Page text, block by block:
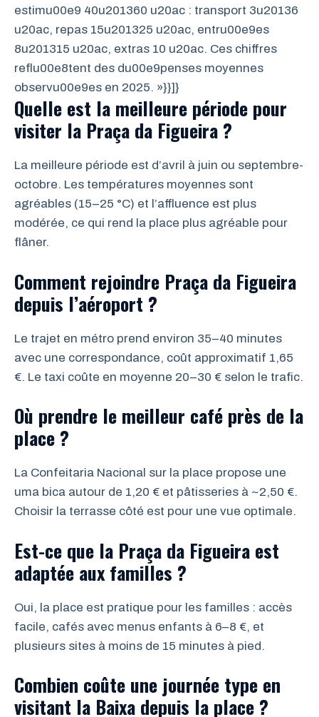
estimu00e9 40u201360 u20ac : transport 3u20136
u20ac, repas 15u201325 u20ac, entru00e9es
8u201315 u20ac, extras 10 u20ac. Ces chiffres
reflu00e8tent des du00e9penses moyennes
observu00e9es en 2025. »}}]}
Quelle est la meilleure période pour
visiter la Praça da Figueira ?
La meilleure période est d’avril à juin ou septembre-
octobre. Les températures moyennes sont
agréables (15–25 °C) et l’affluence est plus
modérée, ce qui rend la place plus agréable pour
flâner.
Comment rejoindre Praça da Figueira
depuis l’aéroport ?
Le trajet en métro prend environ 35–40 minutes
avec une correspondance, coût approximatif 1,65
€. Le taxi coûte en moyenne 20–30 € selon le trafic.
Où prendre le meilleur café près de la
place ?
La Confeitaria Nacional sur la place propose une
uma bica autour de 1,20 € et pâtisseries à ~2,50 €.
Choisir la terrasse côté est pour une vue optimale.
Est-ce que la Praça da Figueira est
adaptée aux familles ?
Oui, la place est pratique pour les familles : accès
facile, cafés avec menus enfants à 6–8 €, et
plusieurs sites à moins de 15 minutes à pied.
Combien coûte une journée type en
visitant la Baixa depuis la place ?